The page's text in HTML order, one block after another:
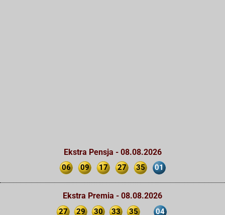
Ekstra Pensja - 08.08.2026
06 09 17 27 35 01
Ekstra Premia - 08.08.2026
27 29 30 33 35 04